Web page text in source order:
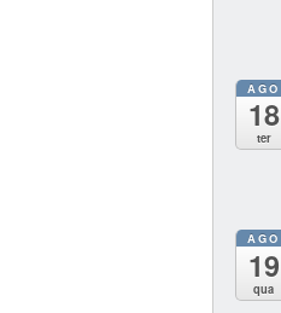
AGO
18
ter
AGO
19
qua